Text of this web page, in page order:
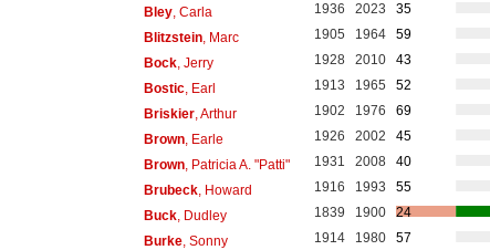
Bley, Carla 1936 2023
35
Blitzstein, Marc 1905 1964
59
Bock, Jerry 1928 2010
43
Bostic, Earl 1913 1965
52
Briskier, Arthur 1902 1976
69
Brown, Earle 1926 2002
45
Brown, Patricia A. "Patti" 1931 2008
40
Brubeck, Howard 1916 1993
55
Buck, Dudley 1839 1900
24
Burke, Sonny 1914 1980
57